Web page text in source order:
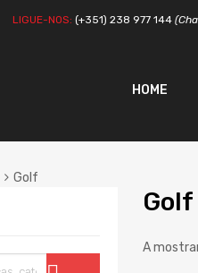
LIGUE-NOS: (+351) 238 977 144
HOME
Golf
Golf
A